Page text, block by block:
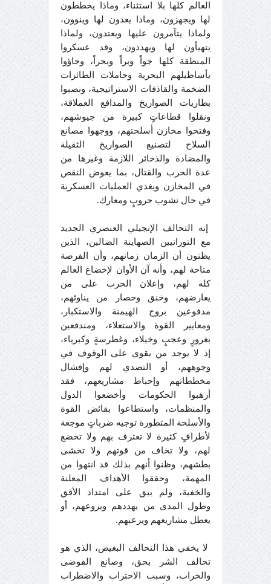
العالم كلها بلا استثناء، وماذا يخططون
لها ويجهزون، وماذا يعدون لها وينوون،
ولماذا يتآمرون عليها ويعتدون، ولماذا
يتهيأون لها ويهددون، وقد عسكروا
المنطقة كلها جواً وبراً وبحراً، وجاؤوا
بأساطيلهم البحرية وحاملات الطائرات
الضخمة والقاذفات الاستراتيجية، ونصبوا
بطاريات الصواريخ والمدافع العملاقة،
ونقلوا قطاعاتٍ كبيرة من جيوشهم،
وفتحوا مخازن أسلحتهم، ووجهوا مصانع
السلاح لتصنيع الصواريخ الثقيلة
والمضادة والذخائر اللازمة وغيرها من
عدة الحرب والقتال، بما يعوض النقص
في المخازن ويغذي العمليات العسكرية
في حال نشوب حروبٍ ومعارك.
إنه التحالف الإنجيلي العنصري الجديد
مع التوراتيين الصهاينة الضالين، الذين
يظنون أن الزمان زمانهم، وأن الفرصة
متاحة لهم، وأنه آن الأوان لإخضاع العالم
كله لهم، وإعلان الحرب على من
يعارضهم، وخنق وحصار من يناوئهم،
مدفوعين بروح الهيمنة والاستكبار،
ومعايير القوة والاستعلاء، ومندفعين
بغرورٍ وعجبٍ وخيلاء، وغطرسةٍ وكبرياء،
إذ لا يوجد من يقوى على الوقوف في
وجوههم، أو التصدي لهم وإفشال
مخططاتهم وإحباط مشاريعهم، فقد
أرهبوا الحكومات وأخضعوا الدول
والمنظمات، واستطاعوا بفائض القوة
والأسلحة المتطورة توجيه ضرباتٍ موجعة
لأطرافٍ كثيرة لا تعترف بهم ولا تخضع
لهم، ولا تخاف من قوتهم ولا تخشى
بطشهم، وظنوا أنهم بذلك قد انتهوا من
المهمة، وحققوا الأهداف المعلنة
والخفية، ولم يبق على امتداد الأفق
وطول المدى من يهددهم ويروعهم، أو
يعطل مشاريعهم ويرعبهم.
لا يخفي هذا التحالف البغيض، الذي هو
تحالف الشر بحق، وصانع الفوضى
والخراب، وسبب الاحتراب والاضطراب